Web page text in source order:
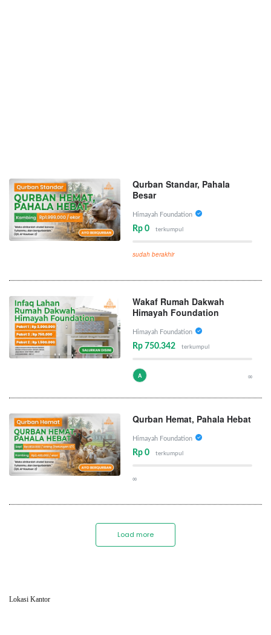
Qurban Standar, Pahala
Besar
Himayah Foundation
Rp 0 terkumpul
sudah berakhir
Wakaf Rumah Dakwah
Himayah Foundation
Himayah Foundation
Rp 750.342 terkumpul
A ∞
Qurban Hemat, Pahala Hebat
Himayah Foundation
Rp 0 terkumpul
∞
Load more
Lokasi Kantor